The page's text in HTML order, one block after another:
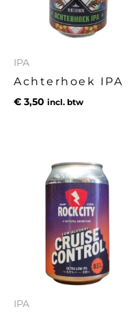
IPA
Achterhoek IPA
€ 3,50 incl. btw
IPA